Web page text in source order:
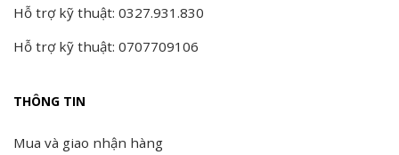
Hỗ trợ kỹ thuật: 0327.931.830
Hỗ trợ kỹ thuật: 0707709106
THÔNG TIN
Mua và giao nhận hàng